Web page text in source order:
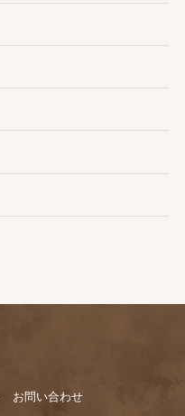
お問い合わせ